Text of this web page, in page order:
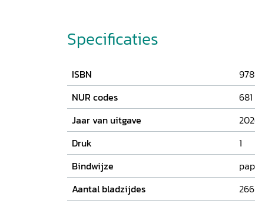
Specificaties
ISBN
NUR codes
681
Jaar van uitgave
Druk
1
Bindwijze
Aantal bladzijdes
266